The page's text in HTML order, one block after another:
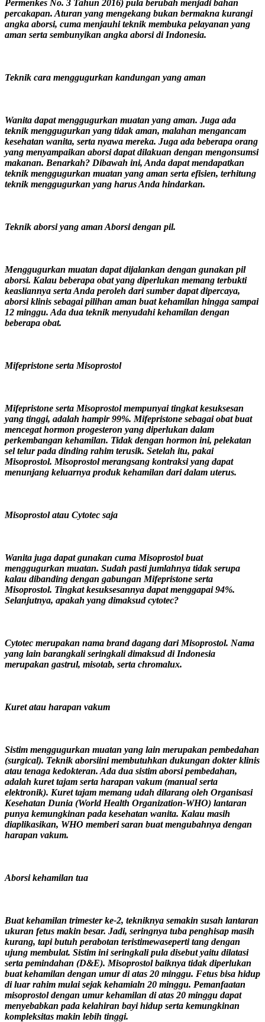
Permenkes No. 3 Tahun 2016) pula berubah menjadi bahan
percakapan. Aturan yang mengekang bukan bermakna kurangi
angka aborsi, cuma menjauhi teknik membuka pelayanan yang
aman serta sembunyikan angka aborsi di Indonesia.
Teknik cara menggugurkan kandungan yang aman
Wanita dapat menggugurkan muatan yang aman. Juga ada
teknik menggugurkan yang tidak aman, malahan mengancam
kesehatan wanita, serta nyawa mereka. Juga ada beberapa orang
yang menyampaikan aborsi dapat dilakuan dengan mengonsumsi
makanan. Benarkah? Dibawah ini, Anda dapat mendapatkan
teknik menggugurkan muatan yang aman serta efisien, terhitung
teknik menggugurkan yang harus Anda hindarkan.
Teknik aborsi yang aman Aborsi dengan pil.
Menggugurkan muatan dapat dijalankan dengan gunakan pil
aborsi. Kalau beberapa obat yang diperlukan memang terbukti
keasliannya serta Anda peroleh dari sumber dapat dipercaya,
aborsi klinis sebagai pilihan aman buat kehamilan hingga sampai
12 minggu. Ada dua teknik menyudahi kehamilan dengan
beberapa obat.
Mifepristone serta Misoprostol
Mifepristone serta Misoprostol mempunyai tingkat kesuksesan
yang tinggi, adalah hampir 99%. Mifepristone sebagai obat buat
mencegat hormon progesteron yang diperlukan dalam
perkembangan kehamilan. Tidak dengan hormon ini, pelekatan
sel telur pada dinding rahim terusik. Setelah itu, pakai
Misoprostol. Misoprostol merangsang kontraksi yang dapat
menunjang keluarnya produk kehamilan dari dalam uterus.
Misoprostol atau Cytotec saja
Wanita juga dapat gunakan cuma Misoprostol buat
menggugurkan muatan. Sudah pasti jumlahnya tidak serupa
kalau dibanding dengan gabungan Mifepristone serta
Misoprostol. Tingkat kesuksesannya dapat menggapai 94%.
Selanjutnya, apakah yang dimaksud cytotec?
Cytotec merupakan nama brand dagang dari Misoprostol. Nama
yang lain barangkali seringkali dimaksud di Indonesia
merupakan gastrul, misotab, serta chromalux.
Kuret atau harapan vakum
Sistim menggugurkan muatan yang lain merupakan pembedahan
(surgical). Teknik aborsiini membutuhkan dukungan dokter klinis
atau tenaga kedokteran. Ada dua sistim aborsi pembedahan,
adalah kuret tajam serta harapan vakum (manual serta
elektronik). Kuret tajam memang udah dilarang oleh Organisasi
Kesehatan Dunia (World Health Organization-WHO) lantaran
punya kemungkinan pada kesehatan wanita. Kalau masih
diaplikasikan, WHO memberi saran buat mengubahnya dengan
harapan vakum.
Aborsi kehamilan tua
Buat kehamilan trimester ke-2, tekniknya semakin susah lantaran
ukuran fetus makin besar. Jadi, seringnya tuba penghisap masih
kurang, tapi butuh perabotan teristimewaseperti tang dengan
ujung membulat. Sistim ini seringkali pula disebut yaitu dilatasi
serta pemindahan (D&E). Misoprostol baiknya tidak diperlukan
buat kehamilan dengan umur di atas 20 minggu. Fetus bisa hidup
di luar rahim mulai sejak kehamialn 20 minggu. Pemanfaatan
misoprostol dengan umur kehamilan di atas 20 minggu dapat
menyebabkan pada kelahiran bayi hidup serta kemungkinan
kompleksitas makin lebih tinggi.